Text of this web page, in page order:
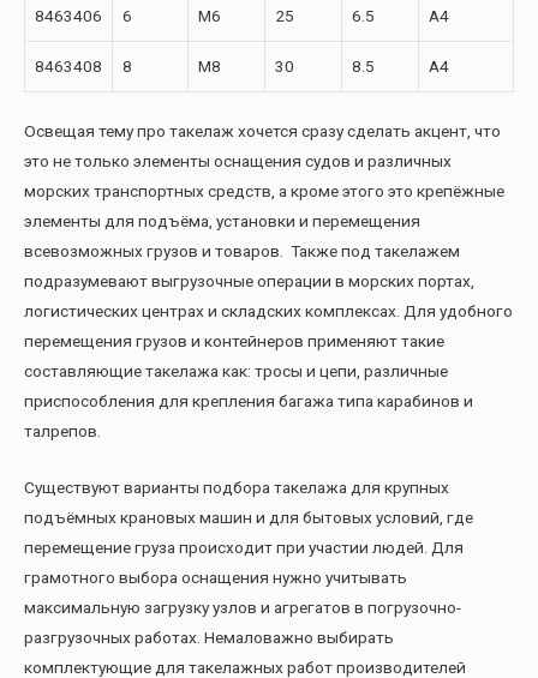
8463406 6 M6 25 6.5 А4
8463408 8 M8 30 8.5 А4
Освещая тему про такелаж хочется сразу сделать акцент, что
это не только элементы оснащения судов и различных
морских транспортных средств, а кроме этого это крепёжные
элементы для подъёма, установки и перемещения
всевозможных грузов и товаров. Также под такелажем
подразумевают выгрузочные операции в морских портах,
логистических центрах и складских комплексах. Для удобного
перемещения грузов и контейнеров применяют такие
составляющие такелажа как: тросы и цепи, различные
приспособления для крепления багажа типа карабинов и
талрепов.
Существуют варианты подбора такелажа для крупных
подъёмных крановых машин и для бытовых условий, где
перемещение груза происходит при участии людей. Для
грамотного выбора оснащения нужно учитывать
максимальную загрузку узлов и агрегатов в погрузочно-
разгрузочных работах. Немаловажно выбирать
комплектующие для такелажных работ производителей